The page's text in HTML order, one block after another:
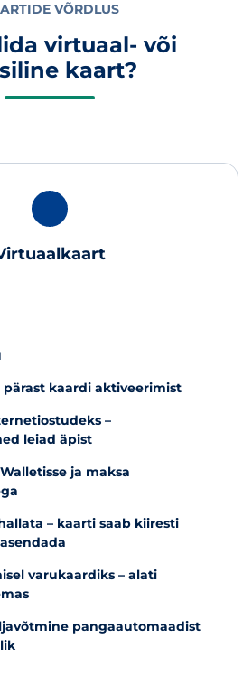
VÕRDLUS
virtuaal- või
kaart?
pärast kaardi aktiveerimist
–
leiad äpist
ja maksa
– kaarti saab kiiresti
varukaardiks – alati
pangaautomaadist